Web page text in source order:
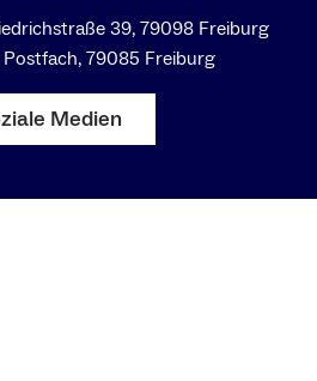
39, 79098 Freiburg
79085 Freiburg
Medien